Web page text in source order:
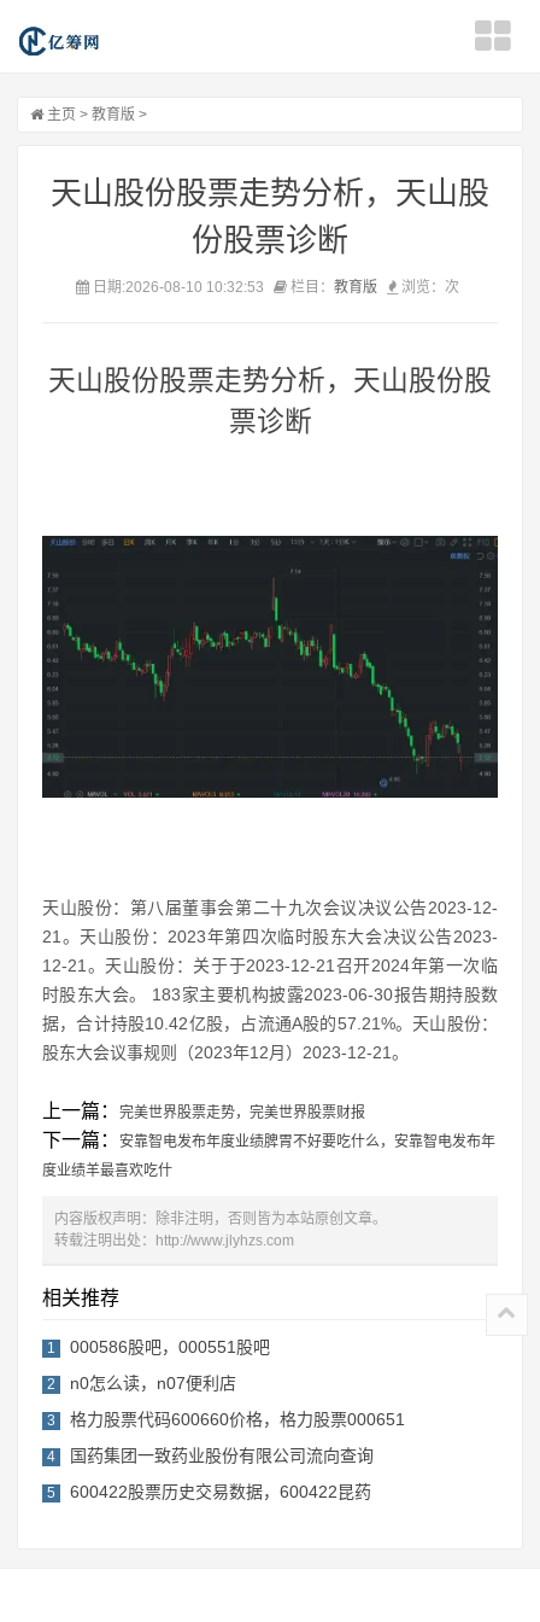
主页 > 教育版 >
天山股份股票走势分析，天山股
份股票诊断
日期:2026-08-10 10:32:53 栏目： 教育版 浏览： 次
天山股份股票走势分析，天山股份股
票诊断
天山股份：第八届董事会第二十九次会议决议公告2023-12-
21。天山股份：2023年第四次临时股东大会决议公告2023-
12-21。天山股份：关于于2023-12-21召开2024年第一次临
时股东大会。 183家主要机构披露2023-06-30报告期持股数
据，合计持股10.42亿股，占流通A股的57.21%。天山股份：
股东大会议事规则（2023年12月）2023-12-21。
上一篇： 完美世界股票走势，完美世界股票财报
下一篇：
安靠智电发布年度业绩脾胃不好要吃什么，安靠智电发布年
度业绩羊最喜欢吃什
内容版权声明：除非注明，否则皆为本站原创文章。
转载注明出处：
http://www.jlyhzs.com
相关推荐
1 000586股吧，000551股吧
2 n0怎么读，n07便利店
3 格力股票代码600660价格，格力股票000651
4 国药集团一致药业股份有限公司流向查询
5 600422股票历史交易数据，600422昆药